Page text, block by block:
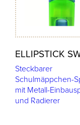
ELLIPSTICK
Steckbarer
Schulmäppchen-
mit Metall-
und Radierer